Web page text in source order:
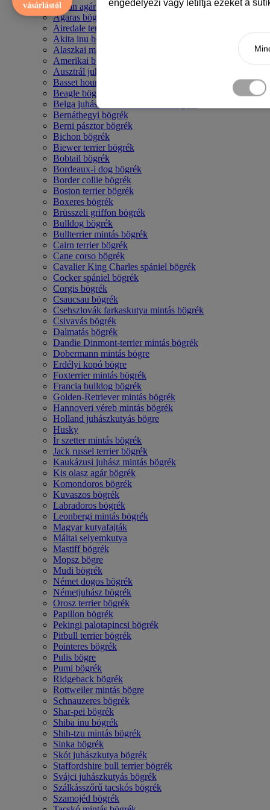
Afgán agár bögrék
Agaras bögrék
Airedale terrier mintás bögre
Akita inu bögrék
Alaszkai malamut bögrék
Amerikai bulldog mintás bögrék
Ausztrál juhászkutya bögrék
Basset hound mintás bögrék
Beagle bögrék
Belga juhász - malinois mintás bögrék
Bernáthegyi bögrék
Berni pásztor bögrék
Bichon bögrék
Biewer terrier bögrék
Bobtail bögrék
Bordeaux-i dog bögrék
Border collie bögrék
Boston terrier bögrék
Boxeres bögrék
Brüsszeli griffon bögrék
Bulldog bögrék
Bullterrier mintás bögrék
Cairn terrier bögrék
Cane corso bögrék
Cavalier King Charles spániel bögrék
Cocker spániel bögrék
Corgis bögrék
Csaucsau bögrék
Csehszlovák farkaskutya mintás bögrék
Csivavás bögrék
Dalmatás bögrék
Dandie Dinmont-terrier mintás bögrék
Dobermann mintás bögre
Erdélyi kopó bögre
Foxterrier mintás bögrék
Francia bulldog bögrék
Golden-Retriever mintás bögrék
Hannoveri véreb mintás bögrék
Holland juhászkutyás bögre
Husky
Ír szetter mintás bögrék
Jack russel terrier bögrék
Kaukázusi juhász mintás bögrék
Kis olasz agár bögrék
Komondoros bögrék
Kuvaszos bögrék
Labradoros bögrék
Leonbergi mintás bögrék
Magyar kutyafajták
Máltai selyemkutya
Mastiff bögrék
Mopsz bögre
Mudi bögrék
Német dogos bögrék
Németjuhász bögrék
Orosz terrier bögrék
Papillon bögrék
Pekingi palotapincsi bögrék
Pitbull terrier bögrék
Pointeres bögrék
Pulis bögre
Pumi bögrék
Ridgeback bögrék
Rottweiler mintás bögre
Schnauzeres bögrék
Shar-pei bögrék
Shiba inu bögrék
Shih-tzu mintás bögrék
Sinka bögrék
Skót juhászkutya bögrék
Staffordshire bull terrier bögrék
Svájci juhászkutyás bögrék
Szálkásszőrű tacskós bögrék
Szamojéd bögrék
vásárlástól
engedélyezi vagy letiltja ezeket a